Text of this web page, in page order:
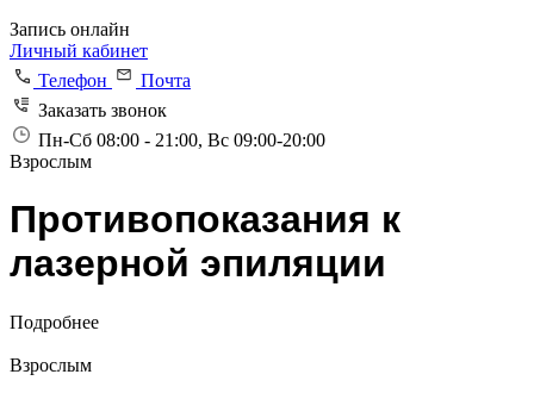
Запись онлайн
Личный кабинет
Телефон
Почта
Заказать звонок
Пн-Сб 08:00 - 21:00, Вс 09:00-20:00
Взрослым
Противопоказания к
лазерной эпиляции
Подробнее
Взрослым